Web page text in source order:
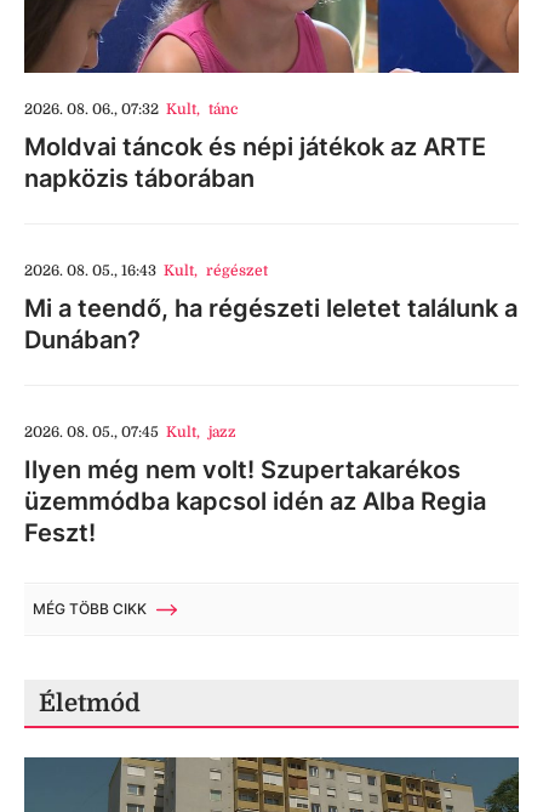
2026. 08. 06., 07:32 Kult, tánc
Moldvai táncok és népi játékok az ARTE
napközis táborában
2026. 08. 05., 16:43 Kult, régészet
Mi a teendő, ha régészeti leletet találunk a
Dunában?
2026. 08. 05., 07:45 Kult, jazz
Ilyen még nem volt! Szupertakarékos
üzemmódba kapcsol idén az Alba Regia
Feszt!
MÉG TÖBB CIKK
Életmód